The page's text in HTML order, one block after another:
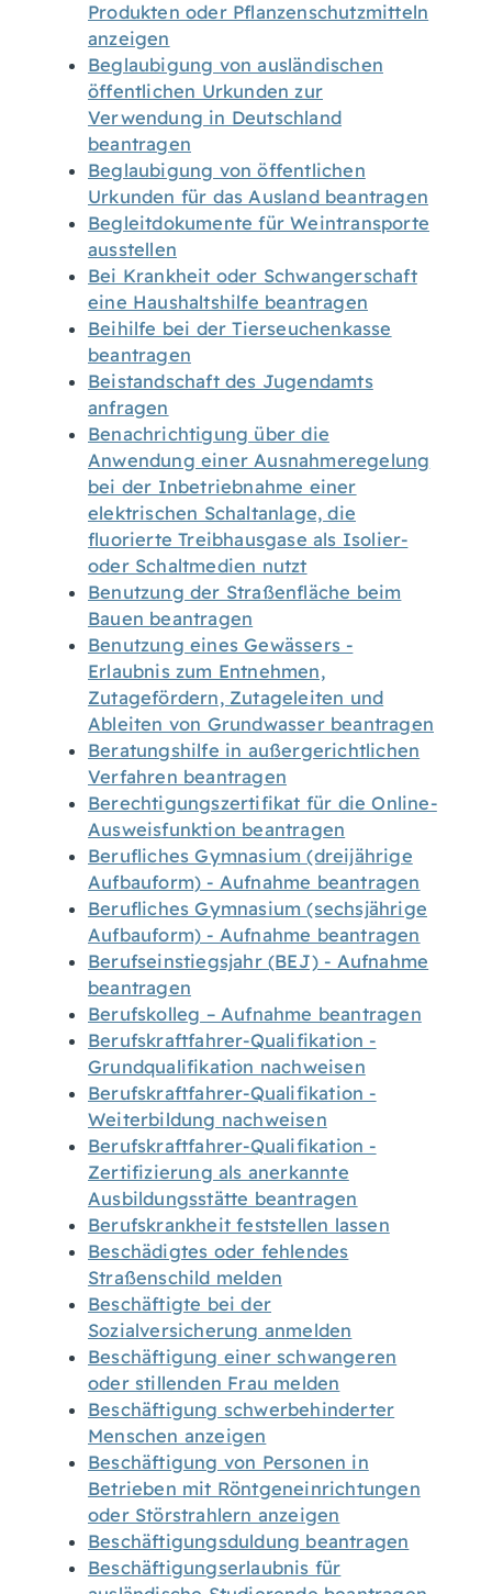
Produkten oder Pflanzenschutzmitteln
anzeigen
Beglaubigung von ausländischen
öffentlichen Urkunden zur
Verwendung in Deutschland
beantragen
Beglaubigung von öffentlichen
Urkunden für das Ausland beantragen
Begleitdokumente für Weintransporte
ausstellen
Bei Krankheit oder Schwangerschaft
eine Haushaltshilfe beantragen
Beihilfe bei der Tierseuchenkasse
beantragen
Beistandschaft des Jugendamts
anfragen
Benachrichtigung über die
Anwendung einer Ausnahmeregelung
bei der Inbetriebnahme einer
elektrischen Schaltanlage, die
fluorierte Treibhausgase als Isolier-
oder Schaltmedien nutzt
Benutzung der Straßenfläche beim
Bauen beantragen
Benutzung eines Gewässers -
Erlaubnis zum Entnehmen,
Zutagefördern, Zutageleiten und
Ableiten von Grundwasser beantragen
Beratungshilfe in außergerichtlichen
Verfahren beantragen
Berechtigungszertifikat für die Online-
Ausweisfunktion beantragen
Berufliches Gymnasium (dreijährige
Aufbauform) - Aufnahme beantragen
Berufliches Gymnasium (sechsjährige
Aufbauform) - Aufnahme beantragen
Berufseinstiegsjahr (BEJ) - Aufnahme
beantragen
Berufskolleg – Aufnahme beantragen
Berufskraftfahrer-Qualifikation -
Grundqualifikation nachweisen
Berufskraftfahrer-Qualifikation -
Weiterbildung nachweisen
Berufskraftfahrer-Qualifikation -
Zertifizierung als anerkannte
Ausbildungsstätte beantragen
Berufskrankheit feststellen lassen
Beschädigtes oder fehlendes
Straßenschild melden
Beschäftigte bei der
Sozialversicherung anmelden
Beschäftigung einer schwangeren
oder stillenden Frau melden
Beschäftigung schwerbehinderter
Menschen anzeigen
Beschäftigung von Personen in
Betrieben mit Röntgeneinrichtungen
oder Störstrahlern anzeigen
Beschäftigungsduldung beantragen
Beschäftigungserlaubnis für